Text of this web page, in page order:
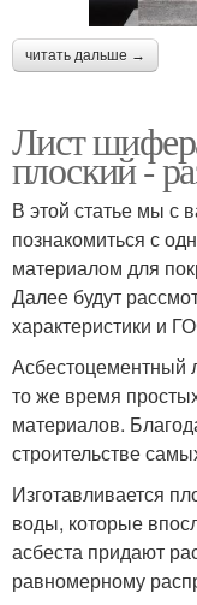
читать дальше →
Лист
плоский -
В этой статье мы
познакомиться с
материалом для
Далее будут
характеристики и
Асбестоцементный
то же время
материалов.
строительстве
Изготавливается
воды, которые
асбеста придают
равномерному